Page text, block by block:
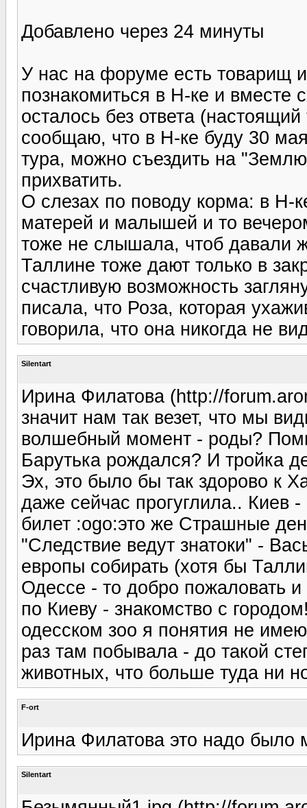
Добавлено через 24 минуты
У нас на форуме есть товарищ
познакомиться в Н-ке и вместе
осталось без ответа
сообщаю, что в Н-ке буду 30
тура, можно съездить на
прихватить.
О слезах по поводу корма: в Н-
матерей и малышей и то
тоже не слышала, чтоб давали
Таллине тоже дают только в
счастливую возможность
писала, что Роза, которая
говорила, что она никогда не
Silentart
Ирина Филатова (http://
значит нам так везет, что мы
волшебный момент - роды?
Барутька рождался? И тройка
Эх, это было бы так здорово к
даже сейчас прогуглила.. Киев
билет :ogo:это же Страшные
"Следствие ведут знатоки" -
европы собирать (хотя бы
Одессе - то добро пожаловать
по Киеву - знакомство с
одесском зоо я понятия не
раз там побывала - до такой
животных, что больше туда ни
F-ort
Ирина Филатова это надо было
Silentart